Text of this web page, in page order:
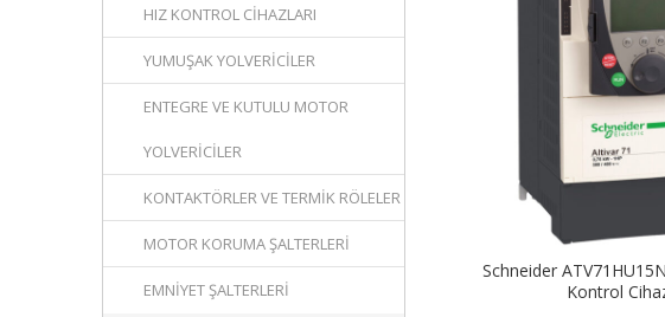
HIZ KONTROL CIHAZLARI
YUMUŞAK YOLVERICILER
ENTEGRE VE KUTULU MOTOR
YOLVERICILER
KONTAKTÖRLER VE TERMIK RÖLELER
MOTOR KORUMA ŞALTERLERI
EMNIYET ŞALTERLERI
Schneider
Kontrol